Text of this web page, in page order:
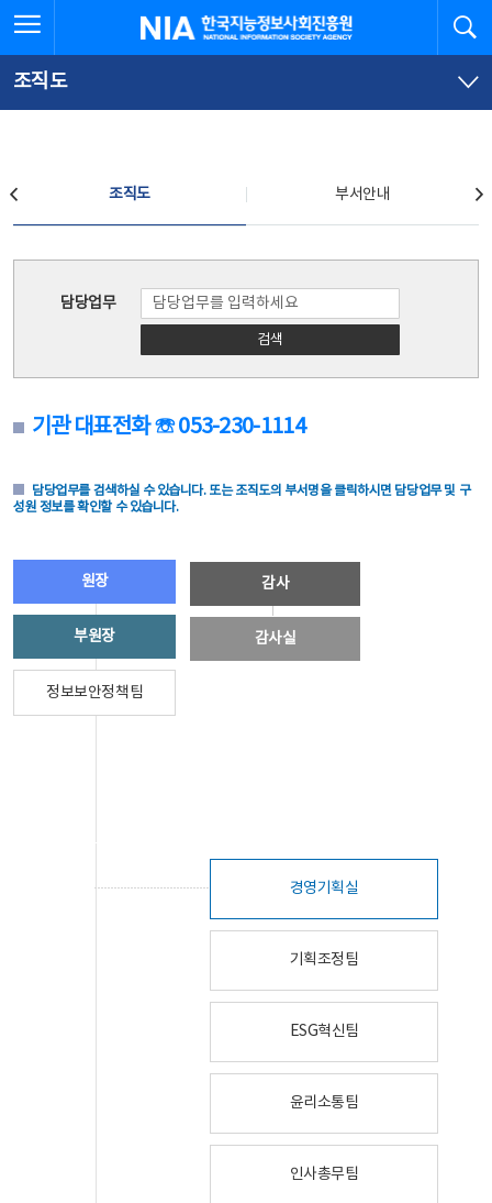
문
로
가
체
뉴
바
가
한국지능정보사회진흥원
조직도
조직도 부서안내
담당업무
검색
기관 대표전화 ☏ 053-230-1114
담당업무를 검색하실 수 있습니다. 또는 조직도의 부서명을 클릭하시면 담당업무 및 구
성원 정보를 확인할 수 있습니다.
원장
부원장
정보보안정책팀
감사
감사실
경영기획실
기획조정팀
ESG혁신팀
윤리소통팀
인사총무팀